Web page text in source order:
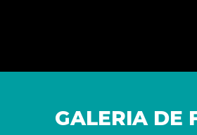
GALERIA DE